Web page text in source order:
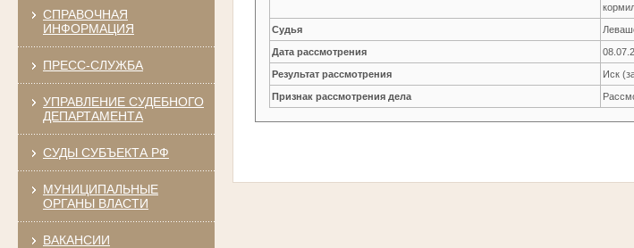
СПРАВОЧНАЯ
ИНФОРМАЦИЯ
ПРЕСС-СЛУЖБА
УПРАВЛЕНИЕ СУДЕБНОГО
ДЕПАРТАМЕНТА
СУДЫ СУБЪЕКТА РФ
МУНИЦИПАЛЬНЫЕ
ОРГАНЫ ВЛАСТИ
ВАКАНСИИ
Судья
Дата рассмотрения
Результат рассмотрения Иск
Признак рассмотрения дела